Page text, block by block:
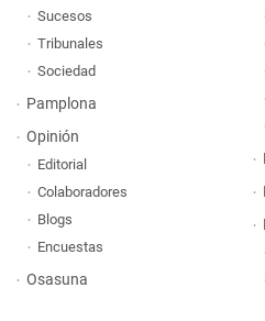
Sucesos
Tribunales
Sociedad
Pamplona
Opinión
Editorial
Colaboradores
Blogs
Encuestas
Osasuna